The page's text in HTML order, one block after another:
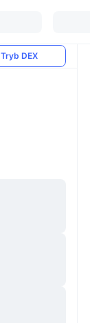
Tryb DEX